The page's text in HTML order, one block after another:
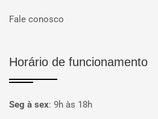
Fale conosco
Horário de funcionamento
Seg à sex: 9h às 18h